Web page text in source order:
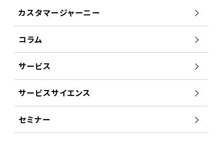
カスタマージャーニー
コラム
サービス
サービスサイエンス
セミナー